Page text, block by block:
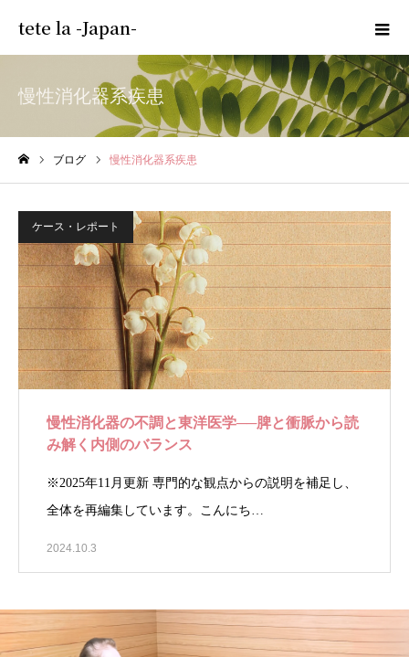
tete la -Japan-
慢性消化器系疾患
ブログ 慢性消化器系疾患
ケース・レポート
慢性消化器の不調と東洋医学──脾と衝脈から読
み解く内側のバランス
※2025年11月更新 専門的な観点からの説明を補足し、
全体を再編集しています。こんにち…
2024.10.3